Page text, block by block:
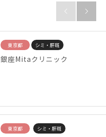
 
東京都 シミ・肝斑
銀座Mitaクリニック
東京都 シミ・肝斑